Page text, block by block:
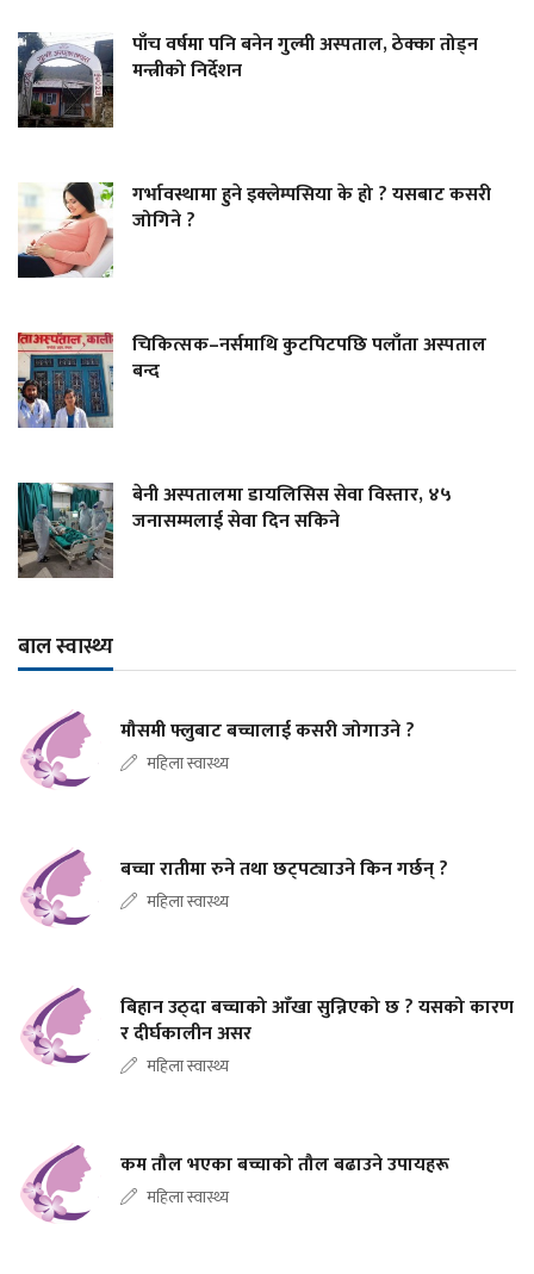
पाँच वर्षमा पनि बनेन गुल्मी अस्पताल, ठेक्का तोड्न
मन्त्रीको निर्देशन
गर्भावस्थामा हुने इक्लेम्पसिया के हो ? यसबाट कसरी
जोगिने ?
चिकित्सक–नर्समाथि कुटपिटपछि पलाँता अस्पताल
बन्द
बेनी अस्पतालमा डायलिसिस सेवा विस्तार, ४५
जनासम्मलाई सेवा दिन सकिने
बाल स्वास्थ्य
मौसमी फ्लुबाट बच्चालाई कसरी जोगाउने ?
महिला स्वास्थ्य
बच्चा रातीमा रुने तथा छट्पट्याउने किन गर्छन् ?
महिला स्वास्थ्य
बिहान उठ्दा बच्चाको आँखा सुन्निएको छ ? यसको कारण
र दीर्घकालीन असर
महिला स्वास्थ्य
कम तौल भएका बच्चाको तौल बढाउने उपायहरू
महिला स्वास्थ्य